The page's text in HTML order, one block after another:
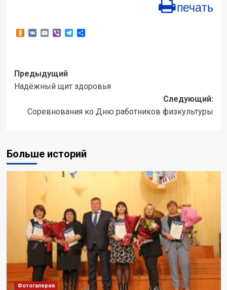
печать
Odnoklassniki
VKEmailViberTelegram
Отправить
Навигация
записи
Предыдущий
Надёжный щит здоровья
Следующий:
Соревнования ко Дню работников физкультуры
Больше историй
Фотогалерея